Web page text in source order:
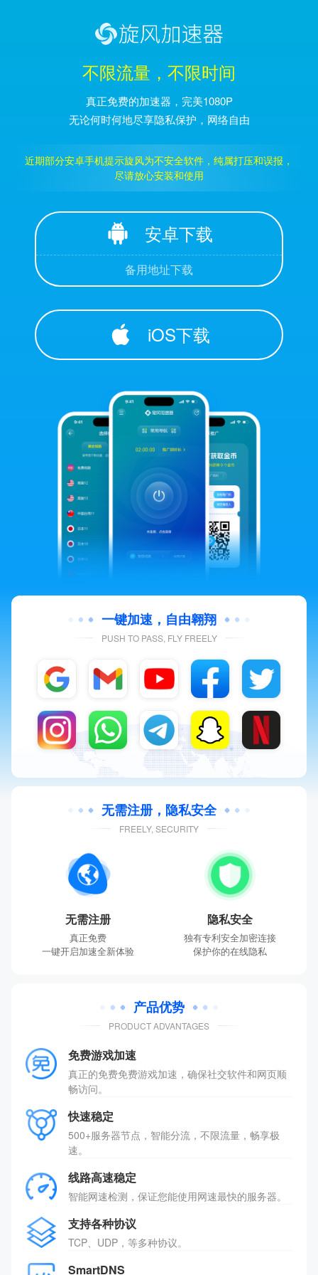
不限流量，不限时间
真正免费的加速器，完美1080P
无论何时何地尽享隐私保护，网络自由
近期部分安卓手机提示旋风为不安全软件，纯属打压和误报，
尽请放心安装和使用
安卓下载
备用地址下载
iOS下载
一键加速，自由翱翔
PUSH TO PASS, FLY FREELY
无需注册，隐私安全
FREELY, SECURITY
无需注册
真正免费
一键开启加速全新体验
隐私安全
独有专利安全加密连接
保护你的在线隐私
产品优势
PRODUCT ADVANTAGES
免费游戏加速
真正的免费免费游戏加速，确保社交软件和网页顺
畅访问。
快速稳定
500+服务器节点，智能分流，不限流量，畅享极
速。
线路高速稳定
智能网速检测，保证您能使用网速最快的服务器。
支持各种协议
TCP、UDP，等多种协议。
SmartDNS